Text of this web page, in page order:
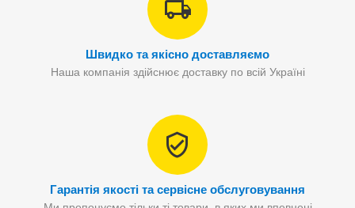
Швидко та якісно доставляємо
Наша компанія здійснює доставку по всій Україні
Гарантія якості та сервісне обслуговування